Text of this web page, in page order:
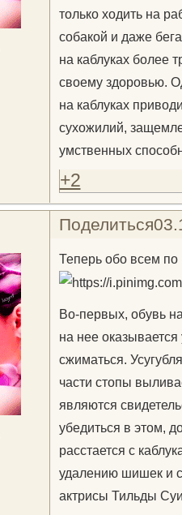
только ходить на
собакой и даже
на каблуках более
своему здоровью.
на каблуках
сухожилий,
умственных
+2
Поделиться
Теперь обо всем по
Во-первых, обувь
на нее
сжиматься.
части стопы
являются
убедиться в этом,
расстается с
удалению шишек и
актрисы Тильды